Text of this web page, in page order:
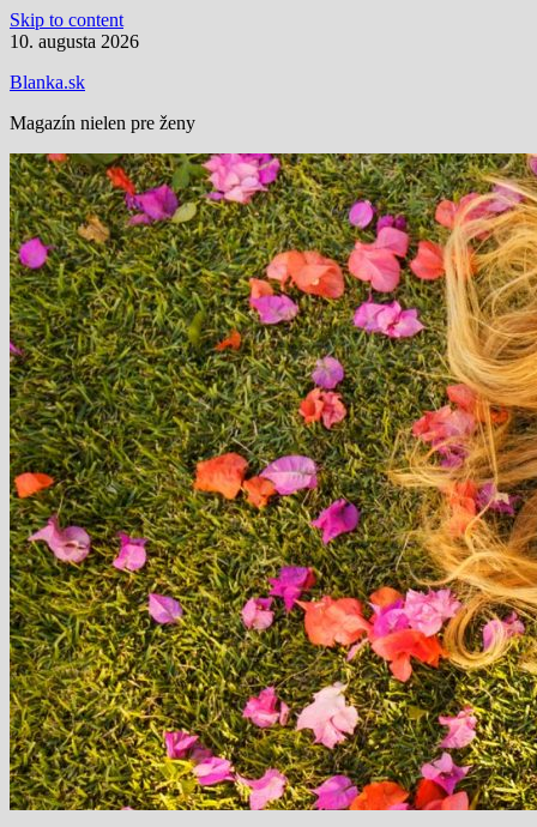
Skip to content
10. augusta 2026
Blanka.sk
Magazín nielen pre ženy